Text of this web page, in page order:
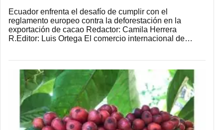
Ecuador enfrenta el desafío de cumplir con el
reglamento europeo contra la deforestación en la
exportación de cacao Redactor: Camila Herrera
R.Editor: Luis Ortega El comercio internacional de…